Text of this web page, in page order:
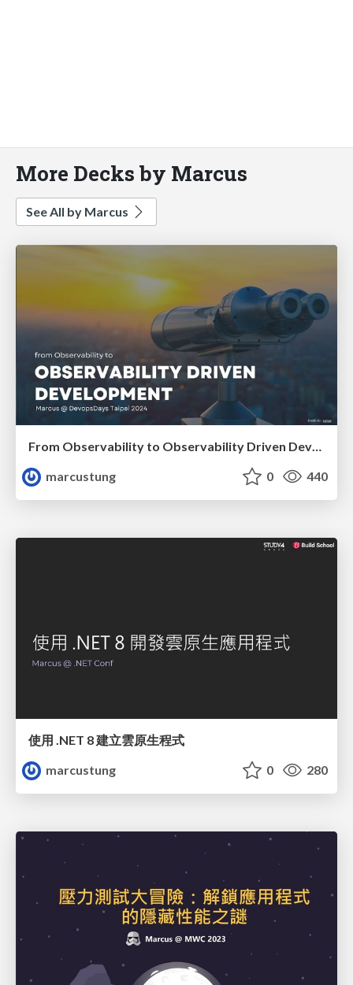
More Decks by Marcus
See All by Marcus
From Observability to Observability Driven Development
marcustung
0 440
使用 .NET 8 建立雲原生程式
marcustung
0 280